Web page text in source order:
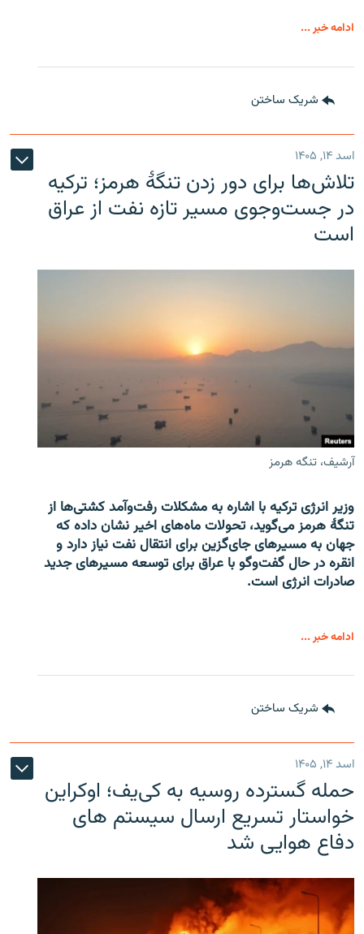
ادامه خبر ...
شریک ساختن
اسد ۱۴, ۱۴۰۵
تلاش‌ها برای دور زدن تنگۀ هرمز؛ ترکیه
در جست‌وجوی مسیر تازه نفت از عراق
است
آرشیف، تنگه هرمز
وزیر انرژی ترکیه با اشاره به مشکلات رفت‌وآمد کشتی‌ها از
تنگۀ هرمز می‌گوید، تحولات ماه‌های اخیر نشان داده که
جهان به مسیرهای جای‌گزین برای انتقال نفت نیاز دارد و
انقره در حال گفت‌وگو با عراق برای توسعه مسیرهای جدید
صادرات انرژی است.
ادامه خبر ...
شریک ساختن
اسد ۱۴, ۱۴۰۵
حمله گسترده روسیه به کی‌یف؛ اوکراین
خواستار تسریع ارسال سیستم های
دفاع هوایی شد